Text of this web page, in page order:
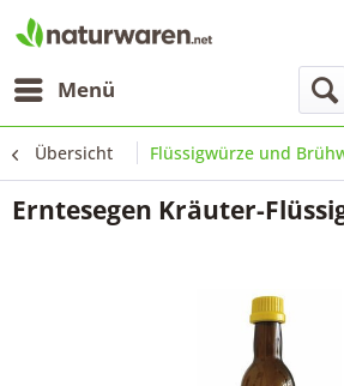
Menü
Übersicht Flüssigwürze und
Erntesegen Kräuter-